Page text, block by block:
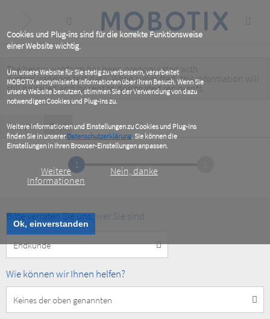
Cookies und Plug-ins sind für die korrekte Funktionsweise
einer Website wichtig.
Um unsere Website für Sie stetig zu verbessern, verarbeitet
MOBOTIX anonymisierte Informationen über Ihren Besuch. Wenn Sie
unsere Website benutzen, stimmen Sie der Verwendung von dazu
notwendigen Cookies und Plug-ins zu.
Weitere Informationen und Einstellungen zu Cookies und Plug-ins
finden Sie in unsererDatenschutzerklärung. Sie können die
Einstellungen in Ihren Browser-Einstellungen anpassen.
Weitere
Informationen
Nein, danke
Ok, einverstanden
content
Warning
message
The below webform has been prepopulated with
custom/random test data. When submitted, this information will
still be savedand/orsent to designated recipients.
Primary
tabs
Ansicht Test(active
tab)
1
Bitte verraten Sie uns, wer Sie sind
Customer
Type
How
help
you?
Wie können wir Ihnen helfen?